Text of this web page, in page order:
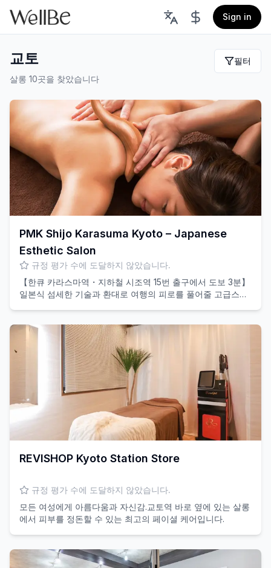
Sign in
교토
살롱 10곳을 찾았습니다
필터
PMK Shijo Karasuma Kyoto – Japanese
Esthetic Salon
규정 평가 수에 도달하지 않았습니다.
【한큐 카라스마역・지하철 시조역 15번 출구에서 도보 3분】
일본식 섬세한 기술과 환대로 여행의 피로를 풀어줄 고급스러
REVISHOP Kyoto Station Store
규정 평가 수에 도달하지 않았습니다.
모든 여성에게 아름다움과 자신감.교토역 바로 옆에 있는 살롱
에서 피부를 정돈할 수 있는 최고의 페이셜 케어입니다.